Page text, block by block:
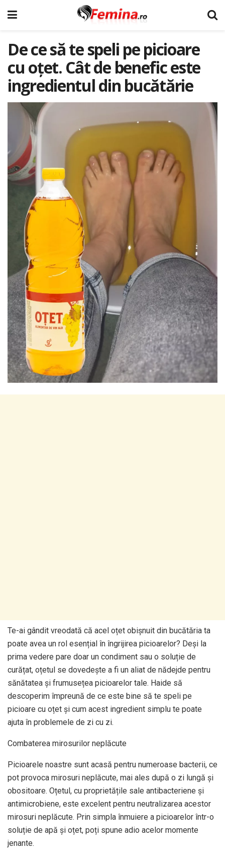
De ce să te speli pe picioare
cu oțet. Cât de benefic este
ingredientul din bucătărie
Te-ai gândit vreodată că acel oțet obișnuit din bucătăria ta
poate avea un rol esențial în îngrijirea picioarelor? Deși la
prima vedere pare doar un condiment sau o soluție de
curățat, oțetul se dovedește a fi un aliat de nădejde pentru
sănătatea și frumusețea picioarelor tale. Haide să
descoperim împreună de ce este bine să te speli pe
picioare cu oțet și cum acest ingredient simplu te poate
ajuta în problemele de zi cu zi.
Combaterea mirosurilor neplăcute
Picioarele noastre sunt acasă pentru numeroase bacterii, ce
pot provoca mirosuri neplăcute, mai ales după o zi lungă și
obositoare. Oțetul, cu proprietățile sale antibacteriene și
antimicrobiene, este excelent pentru neutralizarea acestor
mirosuri neplăcute. Prin simpla înmuiere a picioarelor într-o
soluție de apă și oțet, poți spune adio acelor momente
jenante.